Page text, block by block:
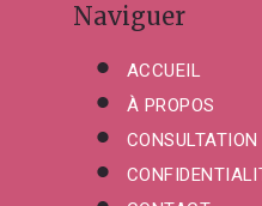
Naviguer
ACCUEIL
À PROPOS
CONSULTATION